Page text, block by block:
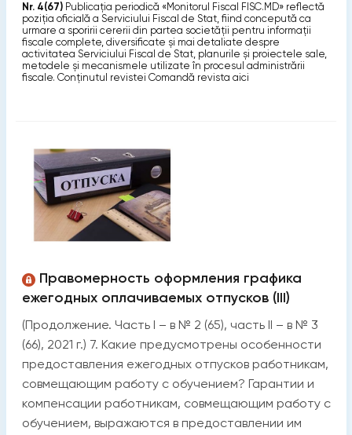
Nr. 4(67)Publicaţia periodică «Monitorul Fiscal FISC.MD» reflectă
poziţia oficială a Serviciului Fiscal de Stat, fiind concepută ca
urmare a sporirii cererii din partea societăţii pentru informaţii
fiscale complete, diversificate şi mai detaliate despre
activitatea Serviciului Fiscal de Stat, planurile şi proiectele sale,
metodele şi mecanismele utilizate în procesul administrării
fiscale. Conținutul revistei Comandă revista aici
Правомерность оформления графика
ежегодных оплачиваемых отпусков (III)
(Продолжение. Часть I – в № 2 (65), часть II – в № 3
(66), 2021 г.) 7. Какие предусмотрены особенности
предоставления ежегодных отпусков работникам,
совмещающим работу с обучением? Гарантии и
компенсации работникам, совмещающим работу с
обучением, выражаются в предоставлении им